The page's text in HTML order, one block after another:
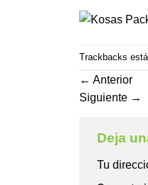
Trackbacks
← Anterior
Siguiente →
Deja
Tu